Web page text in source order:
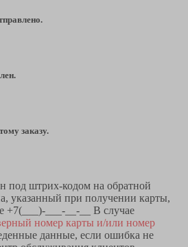
заказу.
под штрих-кодом на обратной
указанный при получении карты,
+7(___)-___-__-__ В случае
номер карты и/или номер
данные, если ошибка не